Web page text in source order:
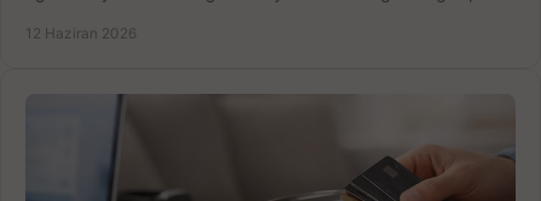
12 Haziran 2026